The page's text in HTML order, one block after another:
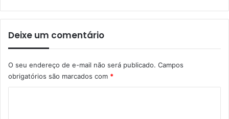
Deixe um comentário
O seu endereço de e-mail não será publicado. Campos
obrigatórios são marcados com *